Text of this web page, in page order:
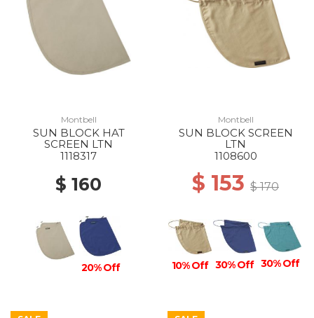
Montbell
SUN BLOCK HAT
SCREEN LTN
1118317
$ 160
20% Off
Montbell
SUN BLOCK SCREEN
LTN
1108600
$ 153 $ 170
10% Off 30% Off 30% Off